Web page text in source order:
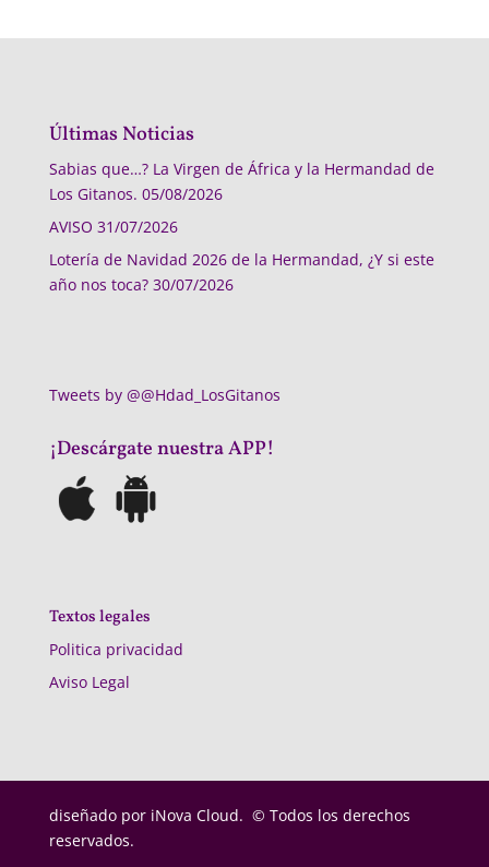
Últimas Noticias
Sabias que…? La Virgen de África y la Hermandad de
Los Gitanos. 05/08/2026
AVISO 31/07/2026
Lotería de Navidad 2026 de la Hermandad, ¿Y si este
año nos toca? 30/07/2026
Tweets by @@Hdad_LosGitanos
¡Descárgate nuestra APP!
Textos legales
Politica privacidad
Aviso Legal
diseñado por iNova Cloud. © Todos los derechos
reservados.